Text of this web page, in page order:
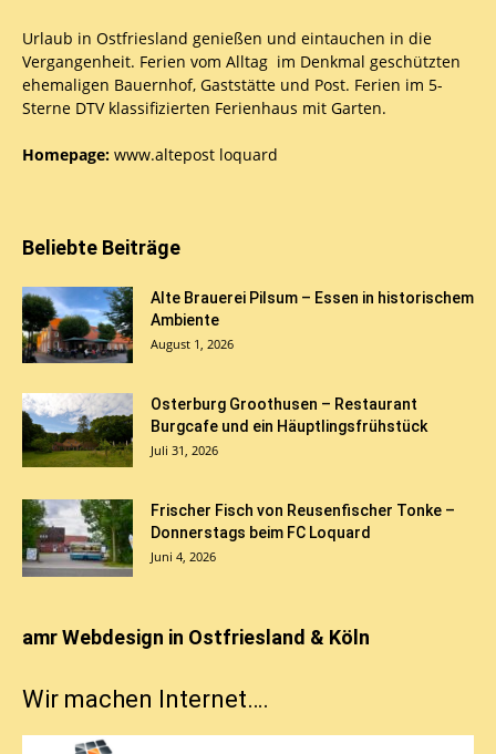
Urlaub in Ostfriesland genießen und eintauchen in die
Vergangenheit. Ferien vom Alltag im Denkmal geschützten
ehemaligen Bauernhof, Gaststätte und Post. Ferien im 5-
Sterne DTV klassifizierten Ferienhaus mit Garten.
Homepage: www.altepost loquard
Beliebte Beiträge
Alte Brauerei Pilsum – Essen in historischem
Ambiente
August 1, 2026
Osterburg Groothusen – Restaurant
Burgcafe und ein Häuptlingsfrühstück
Juli 31, 2026
Frischer Fisch von Reusenfischer Tonke –
Donnerstags beim FC Loquard
Juni 4, 2026
amr Webdesign in Ostfriesland & Köln
Wir machen Internet….